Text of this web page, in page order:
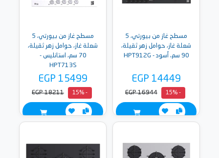
مسطح غاز من بيورتي، 5
شعلة غاز، حوامل زهر ثقيلة،
90 سم، أسود - HPT912G
EGP 14449
- 15%
EGP 16944
مسطح غاز من بيورتي، 5
شعلة غاز، حوامل زهر ثقيلة،
70 سم، استانليس -
HPT713S
EGP 15499
- 15%
EGP 18211